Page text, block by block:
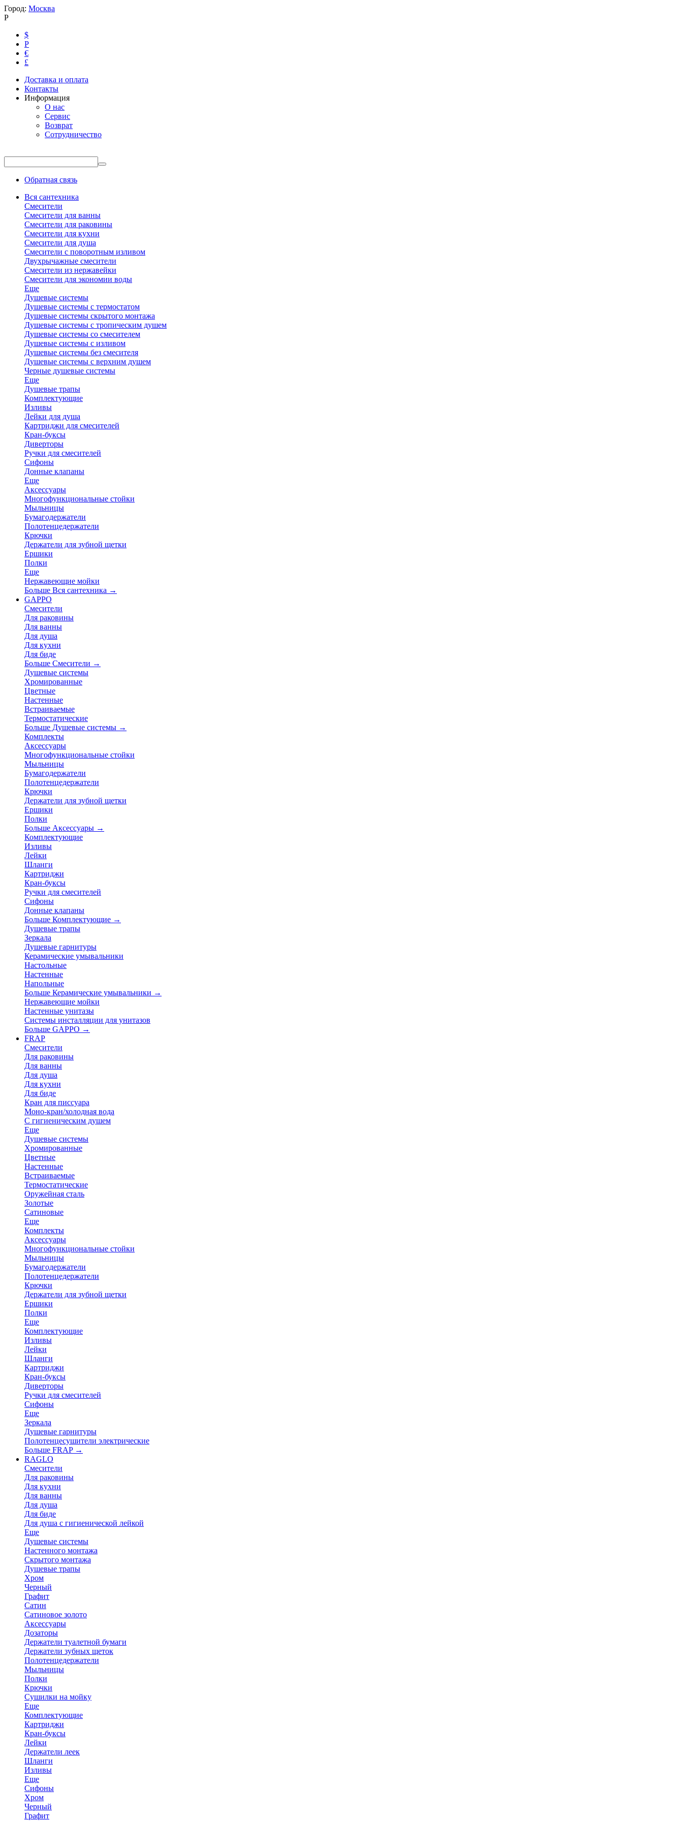
Город: Москва
Р
$
Р
€
£
Доставка и оплата
Контакты
Информация
О нас
Сервис
Возврат
Сотрудничество
Обратная связь
Вся сантехника
Смесители
Смесители для ванны
Смесители для раковины
Смесители для кухни
Смесители для душа
Смесители с поворотным изливом
Двухрычажные смесители
Смесители из нержавейки
Смесители для экономии воды
Еще
Душевые системы
Душевые системы с термостатом
Душевые системы скрытого монтажа
Душевые системы с тропическим душем
Душевые системы со смесителем
Душевые системы с изливом
Душевые системы без смесителя
Душевые системы с верхним душем
Черные душевые системы
Еще
Душевые трапы
Комплектующие
Изливы
Лейки для душа
Картриджи для смесителей
Кран-буксы
Диверторы
Ручки для смесителей
Сифоны
Донные клапаны
Еще
Аксессуары
Многофункциональные стойки
Мыльницы
Бумагодержатели
Полотенцедержатели
Крючки
Держатели для зубной щетки
Ершики
Полки
Еще
Нержавеющие мойки
Больше Вся сантехника →
GAPPO
Смесители
Для раковины
Для ванны
Для душа
Для кухни
Для биде
Больше Смесители →
Душевые системы
Хромированные
Цветные
Настенные
Встраиваемые
Термостатические
Больше Душевые системы →
Комплекты
Аксессуары
Многофункциональные стойки
Мыльницы
Бумагодержатели
Полотенцедержатели
Крючки
Держатели для зубной щетки
Ершики
Полки
Больше Аксессуары →
Комплектующие
Изливы
Лейки
Шланги
Картриджи
Кран-буксы
Ручки для смесителей
Сифоны
Донные клапаны
Больше Комплектующие →
Душевые трапы
Зеркала
Душевые гарнитуры
Керамические умывальники
Настольные
Настенные
Напольные
Больше Керамические умывальники →
Нержавеющие мойки
Настенные унитазы
Системы инсталляции для унитазов
Больше GAPPO →
FRAP
Смесители
Для раковины
Для ванны
Для душа
Для кухни
Для биде
Кран для писсуара
Моно-кран/холодная вода
С гигиеническим душем
Еще
Душевые системы
Хромированные
Цветные
Настенные
Встраиваемые
Термостатические
Оружейная сталь
Золотые
Сатиновые
Еще
Комплекты
Аксессуары
Многофункциональные стойки
Мыльницы
Бумагодержатели
Полотенцедержатели
Крючки
Держатели для зубной щетки
Ершики
Полки
Еще
Комплектующие
Изливы
Лейки
Шланги
Картриджи
Кран-буксы
Диверторы
Ручки для смесителей
Сифоны
Еще
Зеркала
Душевые гарнитуры
Полотенцесушители электрические
Больше FRAP →
RAGLO
Смесители
Для раковины
Для кухни
Для ванны
Для душа
Для биде
Для душа с гигиенической лейкой
Еще
Душевые системы
Настенного монтажа
Скрытого монтажа
Душевые трапы
Хром
Черный
Графит
Сатин
Сатиновое золото
Аксессуары
Дозаторы
Держатели туалетной бумаги
Держатели зубных щеток
Полотенцедержатели
Мыльницы
Полки
Крючки
Сушилки на мойку
Еще
Комплектующие
Картриджи
Кран-буксы
Лейки
Держатели леек
Шланги
Изливы
Еще
Сифоны
Хром
Черный
Графит